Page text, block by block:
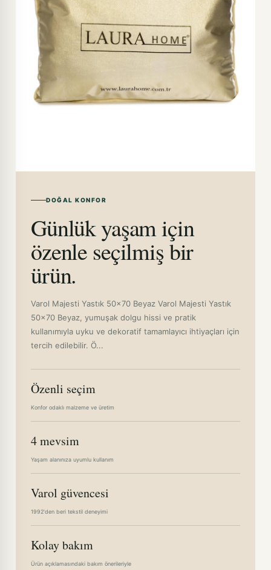
DOĞAL KONFOR
Günlük yaşam için
özenle seçilmiş bir
ürün.
Varol Majesti Yastık 50x70 Beyaz Varol Majesti Yastık
50x70 Beyaz, yumuşak dolgu hissi ve pratik
kullanımıyla uyku ve dekoratif tamamlayıcı ihtiyaçları için
tercih edilebilir. Ö...
Özenli seçim
Konfor odaklı malzeme ve üretim
4 mevsim
Yaşam alanınıza uyumlu kullanım
Varol güvencesi
1992'den beri tekstil deneyimi
Kolay bakım
Ürün açıklamasındaki bakım önerileriyle